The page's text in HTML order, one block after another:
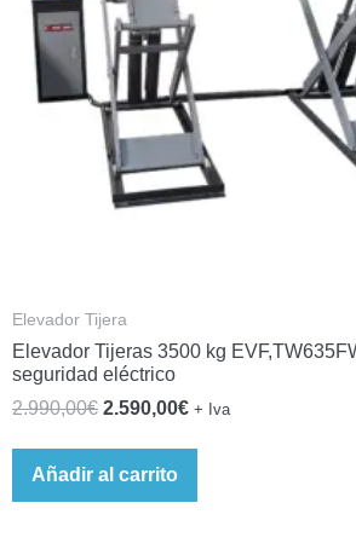
Elevador Tijera
Elevador Tijeras 3500 kg
seguridad eléctrico
2.990,00€ 2.590,00€ + Iva
Añadir al carrito